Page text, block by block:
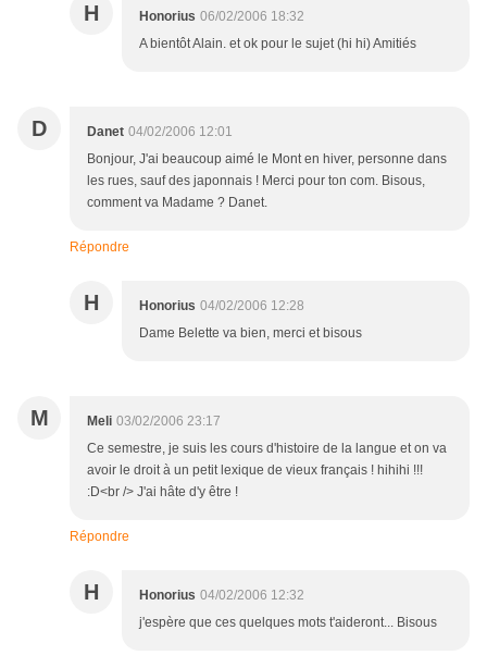
H Honorius 06/02/2006 18:32
A bientôt Alain. et ok pour le sujet (hi hi) Amitiés
D Danet 04/02/2006 12:01
Bonjour, J'ai beaucoup aimé le Mont en hiver, personne dans
les rues, sauf des japonnais ! Merci pour ton com. Bisous,
comment va Madame ? Danet.
Répondre
H Honorius 04/02/2006 12:28
Dame Belette va bien, merci et bisous
M Meli 03/02/2006 23:17
Ce semestre, je suis les cours d'histoire de la langue et on va
avoir le droit à un petit lexique de vieux français ! hihihi !!!
:D<br /> J'ai hâte d'y être !
Répondre
H Honorius 04/02/2006 12:32
j'espère que ces quelques mots t'aideront... Bisous